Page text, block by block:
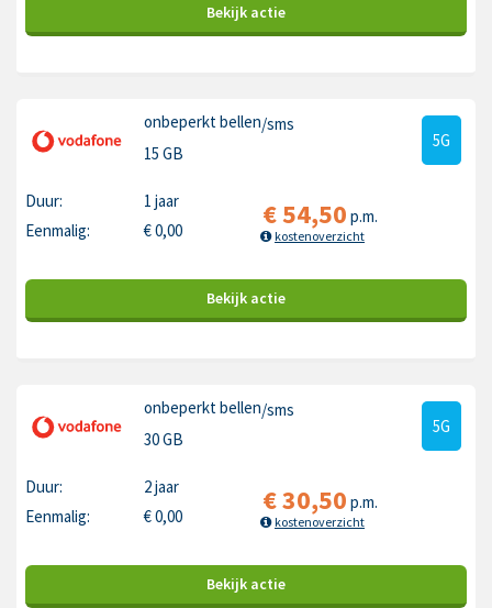
Bekijk actie
onbeperkt bellen/sms
15 GB
5G
Duur:
1 jaar
Eenmalig:
€0,00 €54,50 p.m.
kostenoverzicht
Bekijk actie
onbeperkt bellen/sms
30 GB
5G
Duur:
2 jaar
Eenmalig:
€0,00 €30,50 p.m.
kostenoverzicht
Bekijk actie